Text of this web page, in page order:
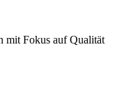
mit Fokus auf Qualität